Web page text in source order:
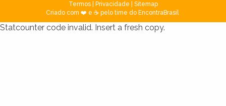
Termos| Privacidade
Sitemap
Criado com ❤️ e ☕ pelo time do EncontraBrasil
Statcounter code invalid. Insert a fresh copy.